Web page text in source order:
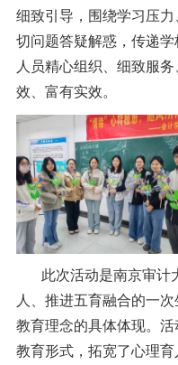
细致引导，围绕学习压
切问题答疑解惑，传递
人员精心组织、细致服
效、富有实效。
此次活动是南京审计
人、推进五育融合的一
教育理念的具体体现。
教育形式，拓宽了心理